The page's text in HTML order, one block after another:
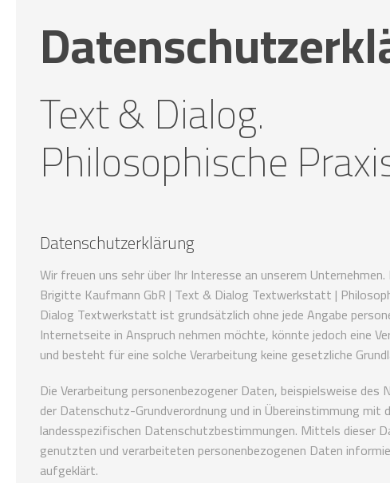
Text & Dialog.
Philosophische
Datenschutzerklärung
Wir freuen uns sehr über Ihr Interesse an unserem
Brigitte Kaufmann GbR | Text & Dialog Textwerkstatt |
Dialog Textwerkstatt ist grundsätzlich ohne jede Angabe
Internetseite in Anspruch nehmen möchte, könnte jedoch eine
und besteht für eine solche Verarbeitung keine gesetzliche
Die Verarbeitung personenbezogener Daten, beispielsweise
der Datenschutz-Grundverordnung und in Übereinstimmung
landesspezifischen Datenschutzbestimmungen. Mittels dieser
genutzten und verarbeiteten personenbezogenen Daten
aufgeklärt.